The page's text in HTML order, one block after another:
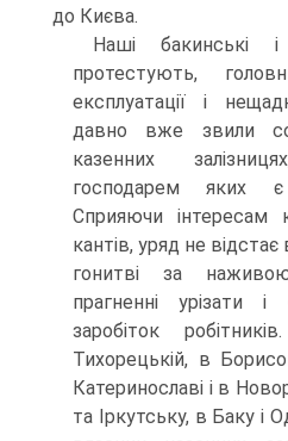
до Києва.
Наші бакинські
протестують,
експлуатації і
давно вже звили
казенних
господарем яких
Сприяючи інтересам
кантів, уряд не відстає
гонитві за
прагненні урізати
заробіток
Тихорецькій, в
Катеринославі і в
та Іркутську, в Баку і